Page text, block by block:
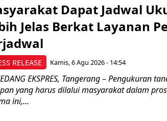
RELEASE
Dapat Jadwal
Jelas Berkat Layanan
Kamis, 6 Agu 2026 - 14:54
EKSPRES, Tangerang – Pengukuran
yang harus dilalui masyarakat dalam
ini,...